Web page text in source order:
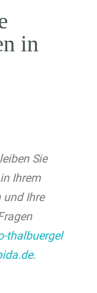
in
Sie
Ihrem
und Ihre
thalbuergel
.